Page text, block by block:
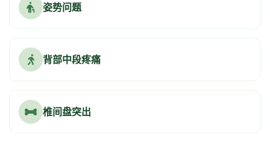
姿势问题
背部中段疼痛
椎间盘突出